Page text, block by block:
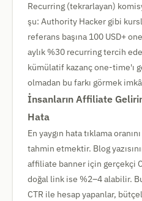
Recurring (tekrarlayan)
şu: Authority Hacker gibi
referans başına 100 USD+
aylık %30 recurring tercih
kümülatif kazanç one-time'ı
olmadan bu farkı görmek
İnsanların Affiliate
Hata
En yaygın hata tıklama
tahmin etmektir. Blog
affiliate banner için gerçekçi
doğal link ise %2–4 alabilir.
CTR ile hesap yapanlar,